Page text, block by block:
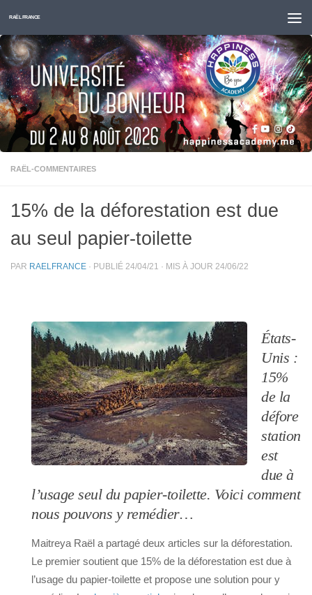
Skip to content
RAËL FRANCE
RAËL-COMMENTAIRES
15% de la déforestation est due
au seul papier-toilette
PAR RAELFRANCE · PUBLIÉ 24/04/21 · MIS À JOUR 24/06/22
États-
Unis :
15%
de la
défore
station
est
due à
l’usage seul du papier-toilette. Voici comment
nous pouvons y remédier…
Maitreya Raël a partagé deux articles sur la déforestation.
Le premier soutient que 15% de la déforestation est due à
l’usage du papier-toilette et propose une solution pour y